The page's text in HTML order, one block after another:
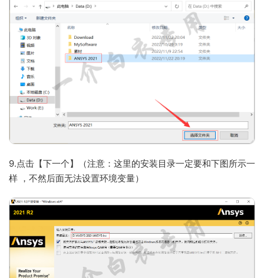
9.点击【下一个】（注意：这里的安装目录一定要和下图所示一
样 ，不然后面无法设置环境变量）